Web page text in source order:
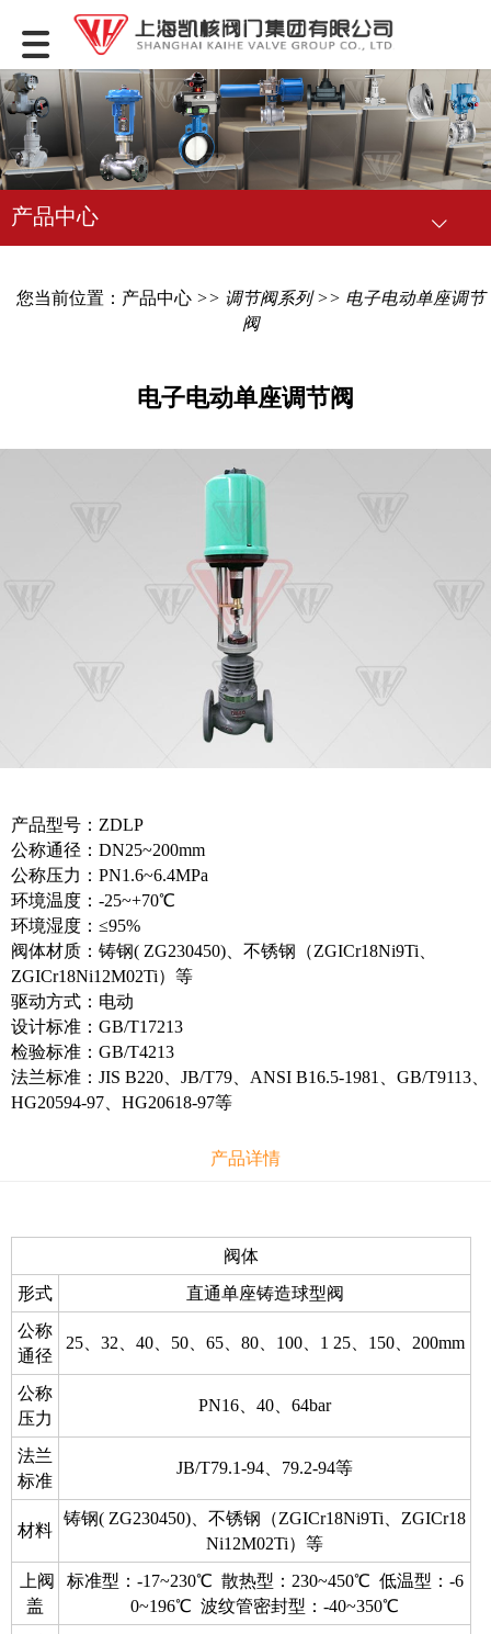
产品中心
您当前位置： 产品中心 >> 调节阀系列>> 电子电动单座调节
阀
电子电动单座调节阀
产品型号：ZDLP
公称通径：DN25~200mm
公称压力：PN1.6~6.4MPa
环境温度：-25~+70℃
环境湿度：≤95%
阀体材质：铸钢( ZG230450)、不锈钢（ZGICr18Ni9Ti、
ZGICr18Ni12M02Ti）等
驱动方式：电动
设计标准：GB/T17213
检验标准：GB/T4213
法兰标准：JIS B220、JB/T79、ANSI B16.5-1981、GB/T9113、
HG20594-97、HG20618-97等
产品详情
阀体
形式
直通单座铸造球型阀
公称
通径
25、32、40、50、65、80、100、1 25、150、200mm
公称
压力
PN16、40、64bar
法兰
标准
JB/T79.1-94、79.2-94等
材料
铸钢( ZG230450)、不锈钢（ZGICr18Ni9Ti、ZGICr18
Ni12M02Ti）等
上阀
盖
标准型：-17~230℃ 散热型：230~450℃ 低温型：-6
0~196℃ 波纹管密封型：-40~350℃